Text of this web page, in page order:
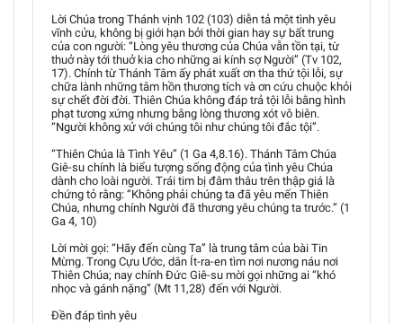
Lời Chúa trong Thánh vịnh 102 (103) diễn tả một tình yêu
vĩnh cửu, không bị giới hạn bởi thời gian hay sự bất trung
của con người: “Lòng yêu thương của Chúa vẫn tồn tại, từ
thuở này tới thuở kia cho những ai kính sợ Người” (Tv 102,
17). Chính từ Thánh Tâm ấy phát xuất ơn tha thứ tội lỗi, sự
chữa lành những tâm hồn thương tích và ơn cứu chuộc khỏi
sự chết đời đời. Thiên Chúa không đáp trả tội lỗi bằng hình
phạt tương xứng nhưng bằng lòng thương xót vô biên.
“Người không xử với chúng tôi như chúng tôi đắc tội”.
“Thiên Chúa là Tình Yêu” (1 Ga 4,8.16). Thánh Tâm Chúa
Giê-su chính là biểu tượng sống động của tình yêu Chúa
dành cho loài người. Trái tim bị đâm thâu trên thập giá là
chứng tỏ rằng: “Không phải chúng ta đã yêu mến Thiên
Chúa, nhưng chính Người đã thương yêu chúng ta trước.” (1
Ga 4, 10)
Lời mời gọi: “Hãy đến cùng Ta” là trung tâm của bài Tin
Mừng. Trong Cựu Ước, dân Ít-ra-en tìm nơi nương náu nơi
Thiên Chúa; nay chính Đức Giê-su mời gọi những ai “khó
nhọc và gánh nặng” (Mt 11,28) đến với Người.
Đền đáp tình yêu